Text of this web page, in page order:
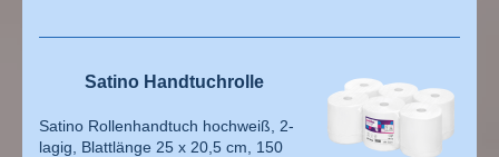
Satino Handtuchrolle
Satino Rollenhandtuch hochweiß, 2-
lagig, Blattlänge 25 x 20,5 cm, 150